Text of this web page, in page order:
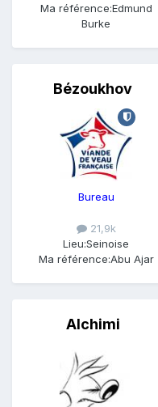
Ma référence:Edmund
Burke
Bézoukhov
Bureau
21,9k
Lieu:Seinoise
Ma référence:Abu Ajar
Alchimi